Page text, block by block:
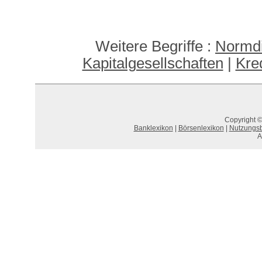
Weitere Begriffe :
Kapitalgesellschaften
Copyright
Banklexikon
Börsenlexikon